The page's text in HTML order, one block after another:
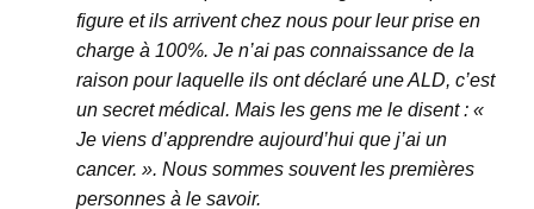
figure et ils arrivent chez nous pour leur prise en
charge à 100%. Je n’ai pas connaissance de la
raison pour laquelle ils ont déclaré une ALD, c’est
un secret médical. Mais les gens me le disent : «
Je viens d’apprendre aujourd’hui que j’ai un
cancer. ». Nous sommes souvent les premières
personnes à le savoir.